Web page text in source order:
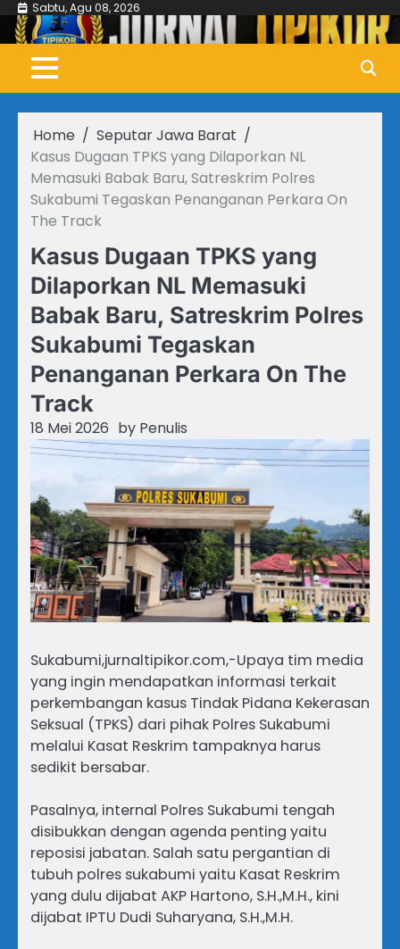
Skip
content
Sabtu, Agu 08, 2026
Home
Seputar Jawa Barat
Kasus Dugaan TPKS yang Dilaporkan NL
Memasuki Babak Baru, Satreskrim Polres
Sukabumi Tegaskan Penanganan Perkara On
The Track
Kasus Dugaan TPKS yang
Dilaporkan NL Memasuki
Babak Baru, Satreskrim Polres
Sukabumi Tegaskan
Penanganan Perkara On The
Track
18 Mei 2026 by Penulis
Sukabumi,jurnaltipikor.com,-​Upaya tim media
yang ingin mendapatkan informasi terkait
perkembangan kasus Tindak Pidana Kekerasan
Seksual (TPKS) dari pihak Polres Sukabumi
melalui Kasat Reskrim tampaknya harus
sedikit bersabar.
Pasalnya, internal Polres Sukabumi tengah
disibukkan dengan agenda penting yaitu
reposisi jabatan. Salah satu pergantian di
tubuh polres sukabumi yaitu Kasat Reskrim
yang dulu dijabat AKP Hartono, S.H.,M.H., kini
dijabat IPTU Dudi Suharyana, S.H.,M.H.